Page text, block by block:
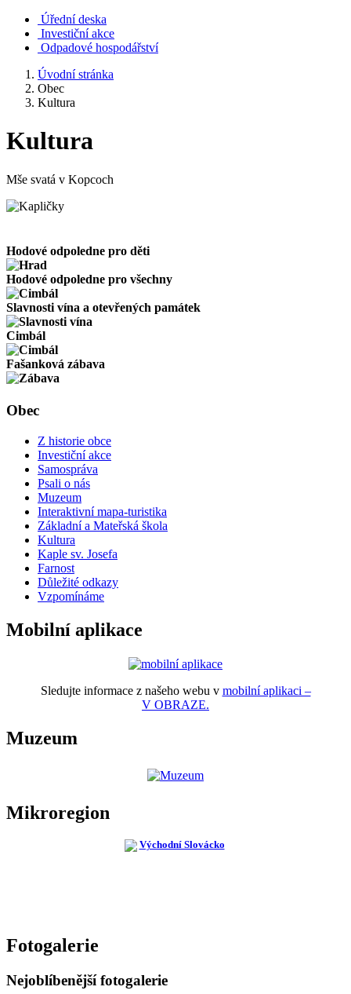
Úřední deska
Investiční akce
Odpadové hospodářství
Úvodní stránka
Obec
Kultura
Kultura
Mše svatá v Kopcoch
Hodové odpoledne pro děti
Hodové odpoledne pro všechny
Slavnosti vína a otevřených památek
Cimbál
Fašanková zábava
Obec
Z historie obce
Investiční akce
Samospráva
Psali o nás
Muzeum
Interaktivní mapa-turistika
Základní a Mateřská škola
Kultura
Kaple sv. Josefa
Farnost
Důležité odkazy
Vzpomínáme
Mobilní aplikace
Sledujte informace z našeho webu v mobilní aplikaci –
V OBRAZE.
Muzeum
Mikroregion
Fotogalerie
Nejoblíbenější fotogalerie